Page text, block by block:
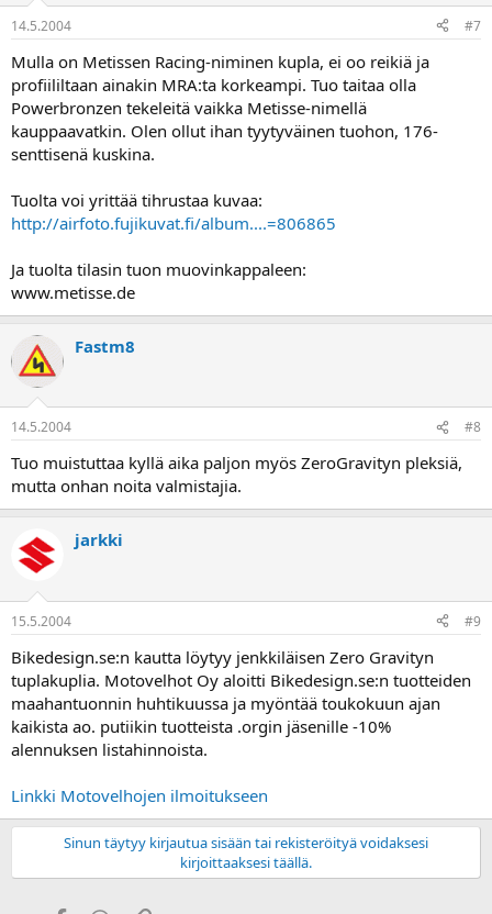
14.5.2004 #7
Mulla on Metissen Racing-niminen kupla, ei oo reikiä ja
profiililtaan ainakin MRA:ta korkeampi. Tuo taitaa olla
Powerbronzen tekeleitä vaikka Metisse-nimellä
kauppaavatkin. Olen ollut ihan tyytyväinen tuohon, 176-
senttisenä kuskina.
Tuolta voi yrittää tihrustaa kuvaa:
http://airfoto.fujikuvat.fi/album....=806865
Ja tuolta tilasin tuon muovinkappaleen:
www.metisse.de
Fastm8
14.5.2004 #8
Tuo muistuttaa kyllä aika paljon myös ZeroGravityn pleksiä,
mutta onhan noita valmistajia.
jarkki
15.5.2004 #9
Bikedesign.se:n kautta löytyy jenkkiläisen Zero Gravityn
tuplakuplia. Motovelhot Oy aloitti Bikedesign.se:n tuotteiden
maahantuonnin huhtikuussa ja myöntää toukokuun ajan
kaikista ao. putiikin tuotteista .orgin jäsenille -10%
alennuksen listahinnoista.
Linkki Motovelhojen ilmoitukseen
Sinun täytyy kirjautua sisään tai rekisteröityä voidaksesi
kirjoittaaksesi täällä.